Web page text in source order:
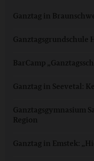
Ganztag in
Ganztagsgrundschule
BarCamp
Ganztag in Seevetal:
Ganztagsgymnasium
Region
Ganztag in Emstek: